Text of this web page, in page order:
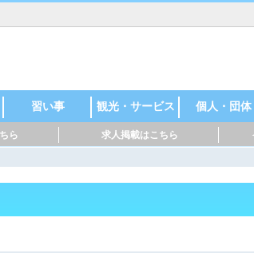
習い事
学習塾
スポーツ 野球
サッカー
水泳
バレーボール
バスケットボ
ール
武道
ダンス
お稽古・教室 音楽
書道
英会話
そろばん
その他
観光・サービス
名所・史跡
レジャー施設
美術館・博物
館
ウェディング
清掃・クリー
ニング
レンタルスペ
ース
その他
個人・団体
イナー
作家
ーナー
ら 求人掲載はこちら